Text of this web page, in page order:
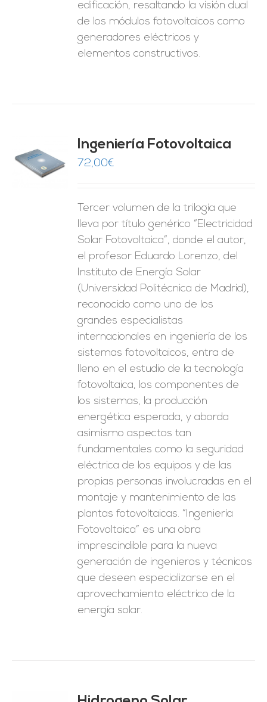
edificación, resaltando la visión dual
de los módulos fotovoltaicos como
generadores eléctricos y
elementos constructivos.
Ingeniería Fotovoltaica
72,00€
Tercer volumen de la trilogía que
lleva por título genérico “Electricidad
Solar Fotovoltaica”, donde el autor,
el profesor Eduardo Lorenzo, del
Instituto de Energía Solar
(Universidad Politécnica de Madrid),
reconocido como uno de los
grandes especialistas
internacionales en ingeniería de los
sistemas fotovoltaicos, entra de
lleno en el estudio de la tecnología
fotovoltaica, los componentes de
los sistemas, la producción
energética esperada, y aborda
asimismo aspectos tan
fundamentales como la seguridad
eléctrica de los equipos y de las
propias personas involucradas en el
montaje y mantenimiento de las
plantas fotovoltaicas. “Ingeniería
Fotovoltaica” es una obra
imprescindible para la nueva
generación de ingenieros y técnicos
que deseen especializarse en el
aprovechamiento eléctrico de la
energía solar.